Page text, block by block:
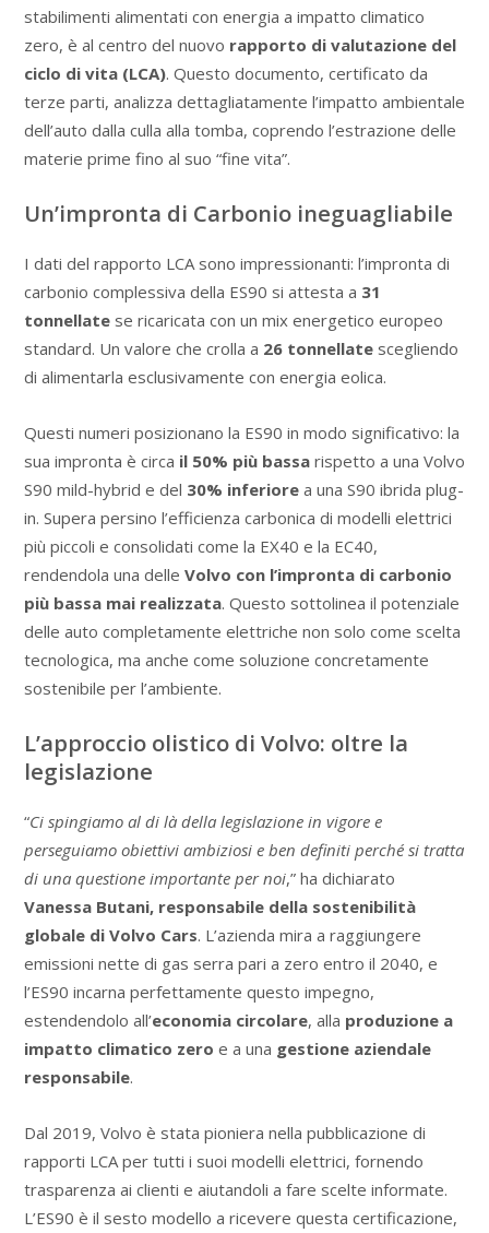
stabilimenti alimentati con energia a impatto climatico
zero, è al centro del nuovo rapporto di valutazione del
ciclo di vita (LCA). Questo documento, certificato da
terze parti, analizza dettagliatamente l’impatto ambientale
dell’auto dalla culla alla tomba, coprendo l’estrazione delle
materie prime fino al suo “fine vita”.
Un’impronta di Carbonio ineguagliabile
I dati del rapporto LCA sono impressionanti: l’impronta di
carbonio complessiva della ES90 si attesta a 31
tonnellatese ricaricata con un mix energetico europeo
standard. Un valore che crolla a 26 tonnellatescegliendo
di alimentarla esclusivamente con energia eolica.
Questi numeri posizionano la ES90 in modo significativo: la
sua impronta è circa il 50% più bassarispetto a una Volvo
S90 mild-hybrid e del 30% inferiorea una S90 ibrida plug-
in. Supera persino l’efficienza carbonica di modelli elettrici
più piccoli e consolidati come la EX40 e la EC40,
rendendola una delle Volvo con l’impronta di carbonio
più bassa mai realizzata. Questo sottolinea il potenziale
delle auto completamente elettriche non solo come scelta
tecnologica, ma anche come soluzione concretamente
sostenibile per l’ambiente.
L’approccio olistico di Volvo: oltre la
legislazione
“Ci spingiamo al di là della legislazione in vigore e
perseguiamo obiettivi ambiziosi e ben definiti perché si tratta
di una questione importante per noi,” ha dichiarato
Vanessa Butani, responsabile della sostenibilità
globale di Volvo Cars. L’azienda mira a raggiungere
emissioni nette di gas serra pari a zero entro il 2040, e
l’ES90 incarna perfettamente questo impegno,
estendendolo all’economia circolare, alla produzione a
impatto climatico zero e a una gestione aziendale
responsabile.
Dal 2019, Volvo è stata pioniera nella pubblicazione di
rapporti LCA per tutti i suoi modelli elettrici, fornendo
trasparenza ai clienti e aiutandoli a fare scelte informate.
L’ES90 è il sesto modello a ricevere questa certificazione,